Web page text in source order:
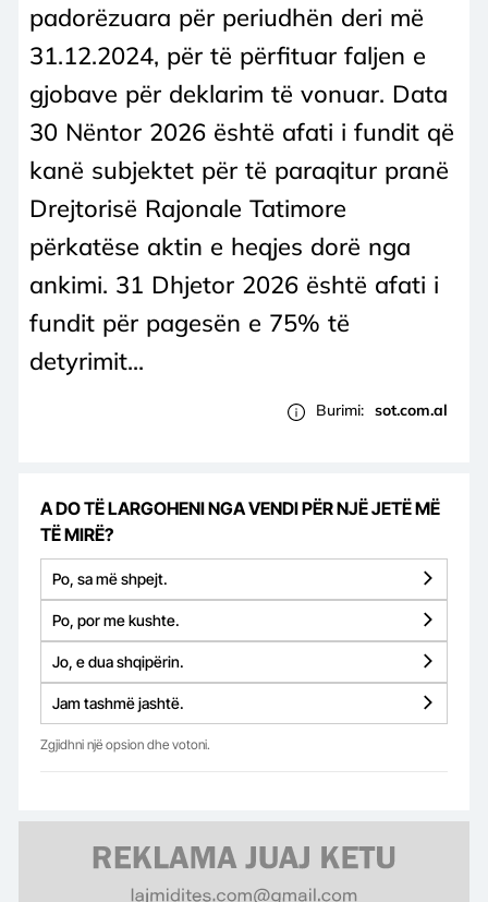
padorëzuara për periudhën deri më
31.12.2024, për të përfituar faljen e
gjobave për deklarim të vonuar. Data
30 Nëntor 2026 është afati i fundit që
kanë subjektet për të paraqitur pranë
Drejtorisë Rajonale Tatimore
përkatëse aktin e heqjes dorë nga
ankimi. 31 Dhjetor 2026 është afati i
fundit për pagesën e 75% të
detyrimit...
Burimi: sot.com.al
A DO TË LARGOHENI NGA VENDI PËR NJË JETË MË
TË MIRË?
Po, sa më shpejt.
Po, por me kushte.
Jo, e dua shqipërin.
Jam tashmë jashtë.
Zgjidhni një opsion dhe votoni.